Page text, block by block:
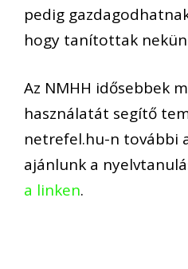
pedig
hogy tanítottak
Az NMHH idősebbek
használatát segítő
netrefel.hu-n további
ajánlunk a
a linken.